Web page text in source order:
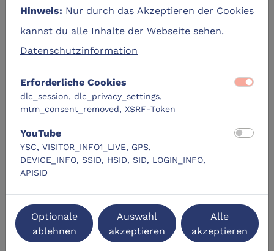
Hinweis: Nur durch das Akzeptieren der Cookies
kannst du alle Inhalte der Webseite sehen.
Datenschutzinformation
Erforderliche Cookies
dlc_session, dlc_privacy_settings,
mtm_consent_removed, XSRF-Token
YouTube
YSC, VISITOR_INFO1_LIVE, GPS,
DEVICE_INFO, SSID, HSID, SID, LOGIN_INFO,
APISID
Optionale
ablehnen
Auswahl
akzeptieren
Alle
akzeptieren
Das erwartet euch beim
• Digitale Lebenswelten von Kindern und
Jugendlichen verstehen
• WhatsApp, TikTok, YouTube & Gaming-Chats
einordnen
• Cyber-Mobbing und Fake News erkennen
Balance finden
• Medienregeln sinnvoll gestalten